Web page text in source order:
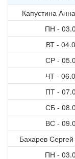
Капустина
ПН -
ВТ -
СР -
ЧТ -
ПТ -
СБ -
ВС -
Бахарев
ПН -